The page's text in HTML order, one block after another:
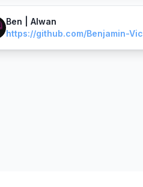
Ben | Alwan
https://github.com/Benjamin-Vic